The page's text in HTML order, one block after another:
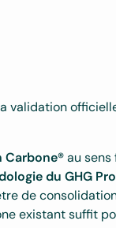
validation
Carbone®au
du GHG
de
existant suffit